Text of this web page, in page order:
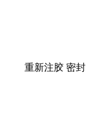
重新注胶 密封